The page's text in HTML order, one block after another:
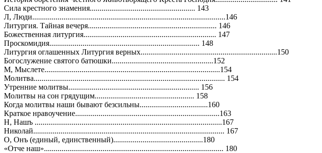
Сила крестного знамения...................................................... 143
Л, Люди...................................................................................................146
Литургия. Тайная вечеря.................................................................. 146
Божественная литургия.................................................................... 147
Проскомидия............................................................................. 148
Литургия оглашенных Литургия верных......................................................................150
Богослужение святого батюшки....................................................152
М, Мыслете..........................................................................................154
Молитва.................................................................................................. 154
Утренние молитвы................................................................... 156
Молитвы на сон грядущим................................................... 158
Когда молитвы наши бывают безсильны...................................160
Краткое нравоучение..........................................................................163
Н, Нашъ ................................................................................................167
Николай.................................................................................................. 167
О, Онъ (единый, единственный)..............................................180
«Отче наш»............................................................................................ 180